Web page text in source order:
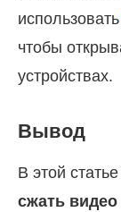
использовать
чтобы
устройствах.
Вывод
В этой
сжать видео